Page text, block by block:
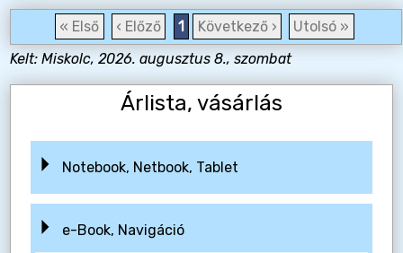
« Első ‹ Előző 1 Következő ›
Utolsó »
Kelt: Miskolc, 2026. augusztus 8., szombat
Árlista, vásárlás
Notebook, Netbook, Tablet
e-Book, Navigáció